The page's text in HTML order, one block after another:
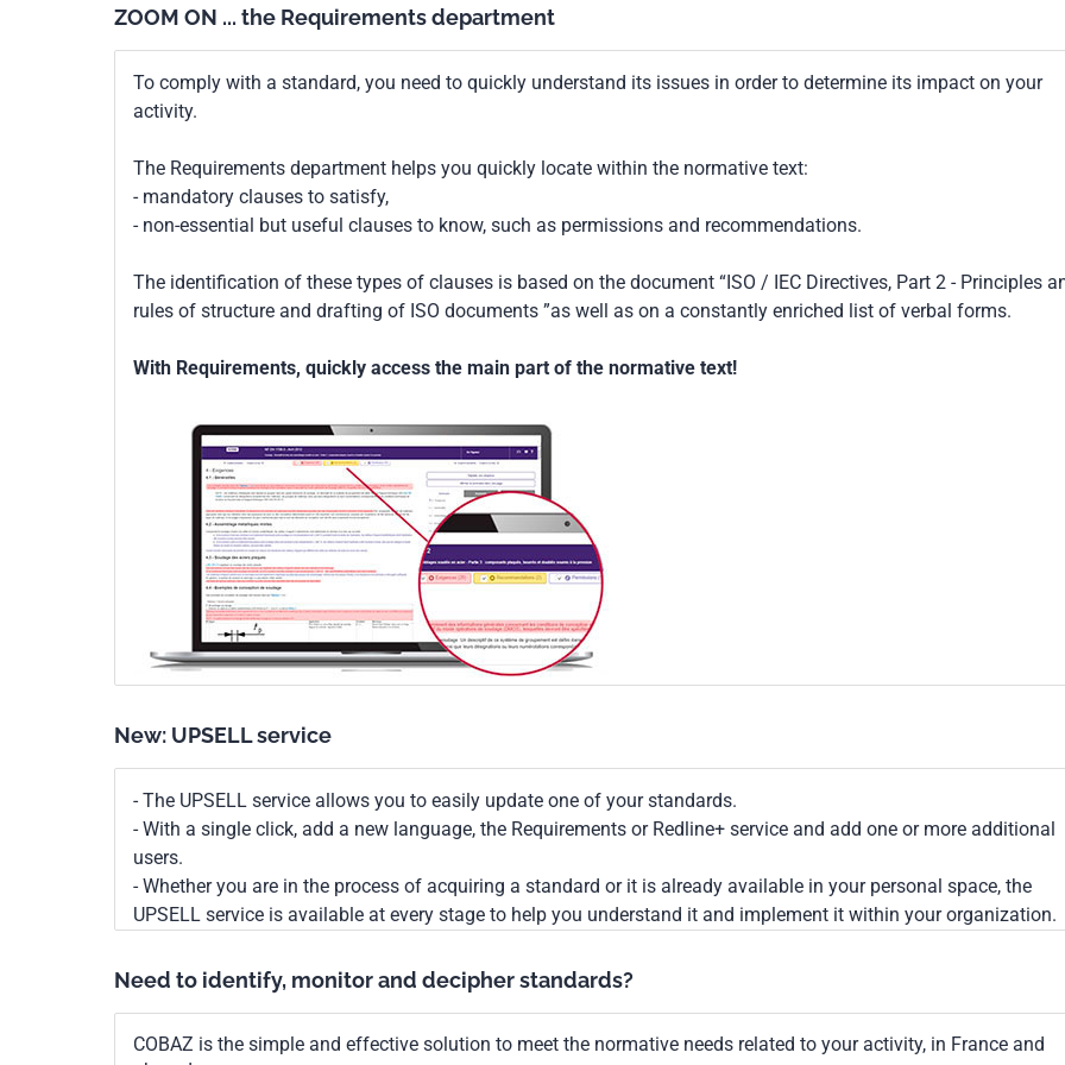
ZOOM ON ... the Requirements department
To comply with a standard, you need to quickly understand its issues in order to determine its impact on your
activity.
The Requirements department helps you quickly locate within the normative text:
- mandatory clauses to satisfy,
- non-essential but useful clauses to know, such as permissions and recommendations.
The identification of these types of clauses is based on the document “ISO / IEC Directives, Part 2 - Principles
rules of structure and drafting of ISO documents ”as well as on a constantly enriched list of verbal forms.
With Requirements, quickly access the main part of the normative text!
New: UPSELL service
- The UPSELL service allows you to easily update one of your standards.
- With a single click, add a new language, the Requirements or Redline+ service and add one or more additional
users.
- Whether you are in the process of acquiring a standard or it is already available in your personal space, the
UPSELL service is available at every stage to help you understand it and implement it within your organization.
Need to identify, monitor and decipher standards?
COBAZ is the simple and effective solution to meet the normative needs related to your activity, in France and